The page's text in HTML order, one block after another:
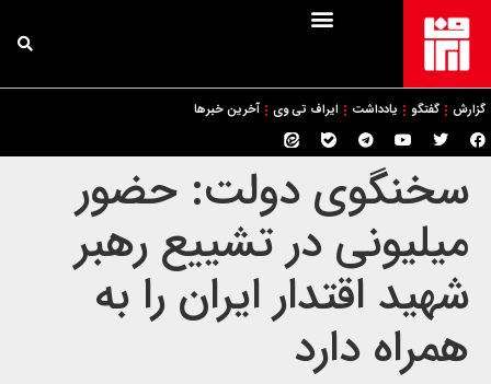
گزارش گفتگو یادداشت ایراف تی وی آخرین خبرها
سخنگوی دولت: حضور
میلیونی در تشییع رهبر
شهید اقتدار ایران را به
همراه دارد